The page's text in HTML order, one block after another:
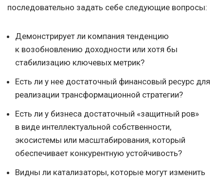
последовательно задать себе следующие вопросы:
Демонстрирует ли компания тенденцию
к возобновлению доходности или хотя бы
стабилизацию ключевых метрик?
Есть ли у нее достаточный финансовый ресурс для
реализации трансформационной стратегии?
Есть ли у бизнеса достаточный «защитный ров»
в виде интеллектуальной собственности,
экосистемы или масштабирования, который
обеспечивает конкурентную устойчивость?
Видны ли катализаторы, которые могут изменить